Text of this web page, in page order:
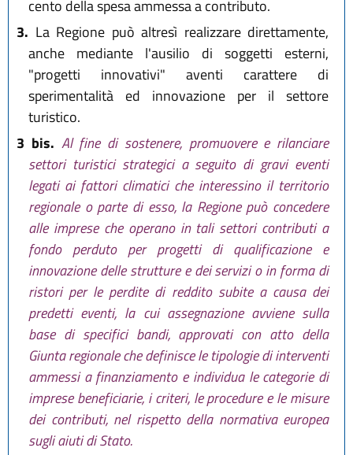
cento della spesa ammessa a contributo.
3. La Regione può altresì realizzare direttamente,
anche mediante l'ausilio di soggetti esterni,
"progetti innovativi" aventi carattere di
sperimentalità ed innovazione per il settore
turistico.
3 bis. Al fine di sostenere, promuovere e rilanciare
settori turistici strategici a seguito di gravi eventi
legati ai fattori climatici che interessino il territorio
regionale o parte di esso, la Regione può concedere
alle imprese che operano in tali settori contributi a
fondo perduto per progetti di qualificazione e
innovazione delle strutture e dei servizi o in forma di
ristori per le perdite di reddito subite a causa dei
predetti eventi, la cui assegnazione avviene sulla
base di specifici bandi, approvati con atto della
Giunta regionale che definisce le tipologie di interventi
ammessi a finanziamento e individua le categorie di
imprese beneficiarie, i criteri, le procedure e le misure
dei contributi, nel rispetto della normativa europea
sugli aiuti di Stato.